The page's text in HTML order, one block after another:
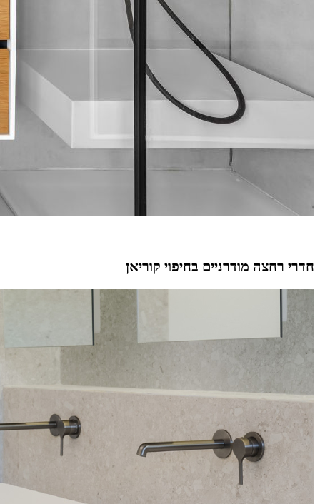
חדרי רחצה מודרניים בחיפוי קוריאן